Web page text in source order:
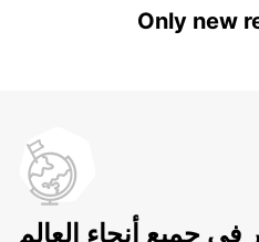
Only new
في جميع أنحاء العالم